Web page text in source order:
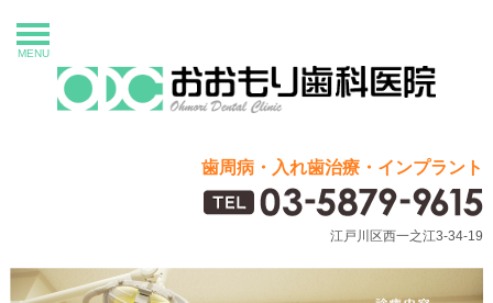
MENU
歯周病・入れ歯治療・インプラント
江戸川区西一之江3-34-19